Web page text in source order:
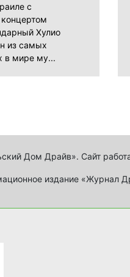
с
Хулио
из самых
в мире му...
Дом Драйв». Сайт
издание «Журнал